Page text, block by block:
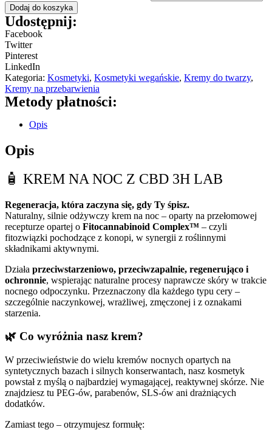
Dodaj do koszyka
Udostępnij:
Facebook
Twitter
Pinterest
LinkedIn
Kategoria: Kosmetyki, Kosmetyki wegańskie, Kremy do twarzy,
Kremy na przebarwienia
Metody płatności:
Opis
Opis
🧴 KREM NA NOC Z CBD 3H LAB
Regeneracja, która zaczyna się, gdy Ty śpisz.
Naturalny, silnie odżywczy krem na noc – oparty na przełomowej
recepturze opartej o Fitocannabinoid Complex™ – czyli
fitozwiązki pochodzące z konopi, w synergii z roślinnymi
składnikami aktywnymi.
Działa przeciwstarzeniowo, przeciwzapalnie, regenerująco i
ochronnie, wspierając naturalne procesy naprawcze skóry w trakcie
nocnego odpoczynku. Przeznaczony dla każdego typu cery –
szczególnie naczynkowej, wrażliwej, zmęczonej i z oznakami
starzenia.
🌿 Co wyróżnia nasz krem?
W przeciwieństwie do wielu kremów nocnych opartych na
syntetycznych bazach i silnych konserwantach, nasz kosmetyk
powstał z myślą o najbardziej wymagającej, reaktywnej skórze. Nie
znajdziesz tu PEG-ów, parabenów, SLS-ów ani drażniących
dodatków.
Zamiast tego – otrzymujesz formułę: